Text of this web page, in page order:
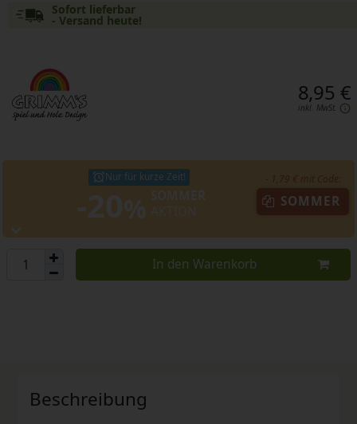
Sofort lieferbar
- Versand heute!
8,95 €
inkl. MwSt.
Nur für kurze Zeit!
SOMMER
In den Warenkorb
Beschreibung